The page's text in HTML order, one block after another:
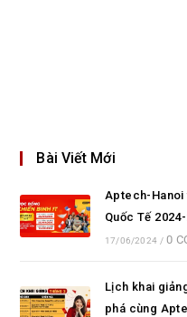
Bài Viết Mới
Aptech-Hanoi
Quốc Tế
17/06/2024 / 0
Lịch khai
phá cùng